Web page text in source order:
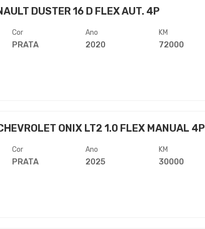
DUSTER 16 D FLEX AUT. 4P
Cor
PRATA
Ano
2020
KM
72000
ONIX LT2 1.0 FLEX MANUAL 4P
Cor
PRATA
Ano
2025
KM
30000